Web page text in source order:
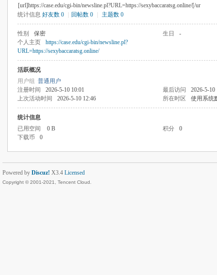
[url]https://case.edu/cgi-bin/newsline.pl?URL=https://sexybaccaratsg.online/[/ur
统计信息 好友数 0 回帖数 0 主题数 0
性别 保密 生日
-
个人主页
https://case.edu/cgi-bin/newsline.pl?
URL=https://sexybaccaratsg.online/
活跃概况
用户组 普通用户
注册时间
2026-5-10 10:01 最后访问
2026-5-10
上次活动时间
2026-5-10 12:46 所在时区 使用系统
统计信息
已用空间
0 B 积分
0
下载币
0
Powered by Discuz! X3.4 Licensed
Copyright © 2001-2021, Tencent Cloud.